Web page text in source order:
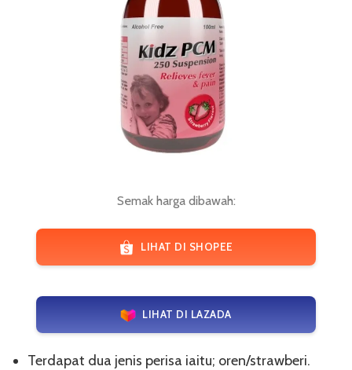
Semak harga dibawah:
LIHAT DI SHOPEE
LIHAT DI LAZADA
Terdapat dua jenis perisa iaitu; oren/strawberi.